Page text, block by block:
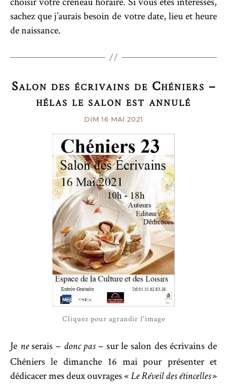
sachez que j’aurais besoin de votre date, lieu et heure
de naissance.
Salon des écrivains de Chéniers –
hélas le salon est annulé
DIM 16 MAI 2021
Cliquez pour agrandir l'image
Je neserais – donc pas– sur le salon des écrivains de
Chéniers le dimanche 16 mai pour présenter et
dédicacer mes deux ouvrages « Le Réveil des étincelles»